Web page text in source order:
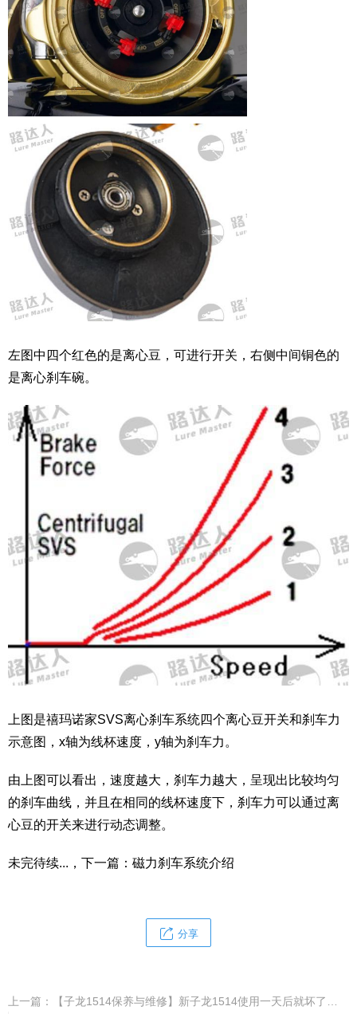
左图中四个红色的是离心豆，可进行开关，右侧中间铜色的
是离心刹车碗。
上图是禧玛诺家SVS离心刹车系统四个离心豆开关和刹车力
示意图，x轴为线杯速度，y轴为刹车力。
由上图可以看出，速度越大，刹车力越大，呈现出比较均匀
的刹车曲线，并且在相同的线杯速度下，刹车力可以通过离
心豆的开关来进行动态调整。
未完待续...，下一篇：磁力刹车系统介绍
分享
上一篇：